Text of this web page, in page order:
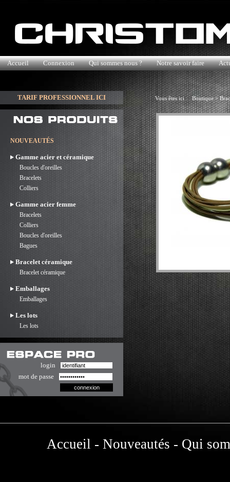
Accueil Connexion Qui sommes nous ? Notre savoir faire
TARIF PROFESSIONNEL ICI
NOUVEAUTÉS
Gamme acier et céramique
Boucles d'oreilles
Bracelets
Colliers
Gamme acier femme
Bracelets
Colliers
Boucles d'oreilles
Bagues
Bracelet céramique
Bracelet céramique
Emballages
Emballages
Les lots
Les lots
login
mot de passe
Vous êtes ici :Boutique>
Accueil - Nouveautés - Qui